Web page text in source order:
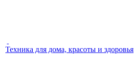
Техника для дома, красоты и здоровья